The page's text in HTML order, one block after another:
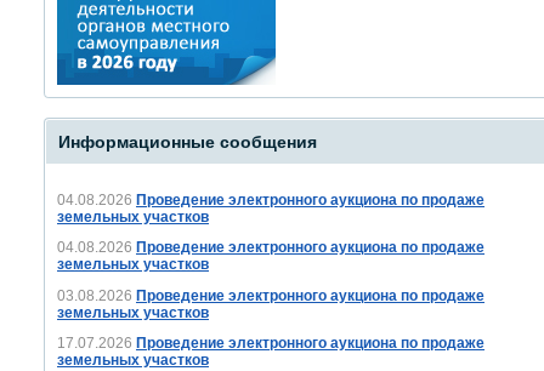
Информационные сообщения
04.08.2026 Проведение электронного аукциона по продаже
земельных участков
04.08.2026 Проведение электронного аукциона по продаже
земельных участков
03.08.2026 Проведение электронного аукциона по продаже
земельных участков
17.07.2026 Проведение электронного аукциона по продаже
земельных участков